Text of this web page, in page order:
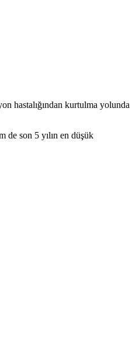
hastalığından kurtulma yolunda
de son 5 yılın en düşük